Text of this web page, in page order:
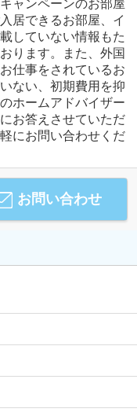
ャンペーンのお部屋
居できるお部屋、イ
していない情報もた
ります。また、外国
仕事をされているお
ない、初期費用を抑
ホームアドバイザー
お答えさせていただ
にお問い合わせくだ
お問い合わせ